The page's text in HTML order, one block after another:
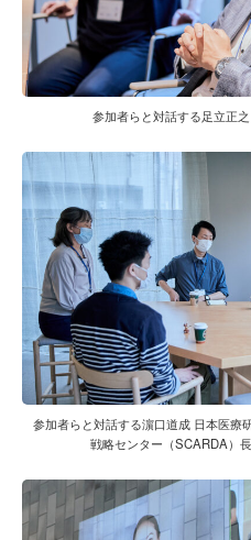
参加者らと対話する足立正
参加者らと対話する濵口道成 日本医療
戦略センター（SCARDA）